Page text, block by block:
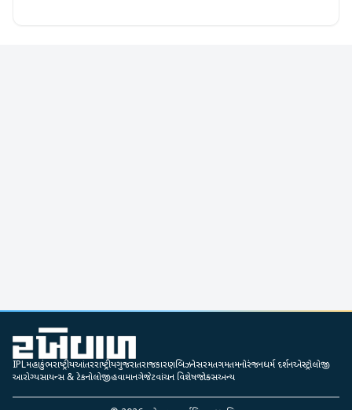
IPLમહાકુંભરાષ્ટ્રીયઆંતરરાષ્ટ્રીયગુજરાતરાજકારણબિઝનેસરમતગમતમનોરંજનધર્મ દર્શનએસ્ટ્રોલોજી
આરોગ્યસાયન્સ & ટેકનોલોજીહવામાનગેજેટવાંચન વિશેષજોક્સઅન્ય